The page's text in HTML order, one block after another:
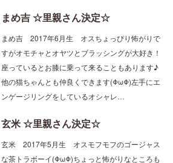
まめ吉 ☆里親さん決定☆
まめ吉 2017年6月生 オスちょっぴり怖がりで
すがオモチャとオヤツとブラッシングが大好き！
座っているとお膝に乗って来ることもあります♪
他の猫ちゃんとも仲良くできます(ΦωΦ)左手にエ
ンゲージリングをしているオシャレ…
玄米 ☆里親さん決定☆
玄米 2017年5月生 オスモフモフのゴージャス
な茶トラボーイ(ΦωΦ)ちょっと怖がりなところも